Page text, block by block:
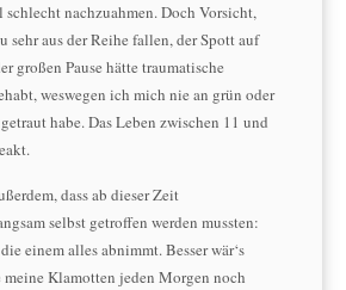
schlecht nachzuahmen. Doch Vorsicht,
sehr aus der Reihe fallen, der Spott auf
großen Pause hätte traumatische
weswegen ich mich nie an grün oder
habe. Das Leben zwischen 11 und
dass ab dieser Zeit
selbst getroffen werden mussten:
einem alles abnimmt. Besser wär‘s
meine Klamotten jeden Morgen noch